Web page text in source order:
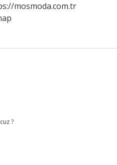
mosmoda.com.tr
?